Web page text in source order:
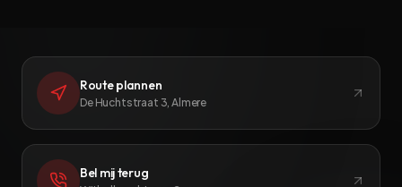
Route plannen
De Huchtstraat 3, Almere
Bel mij terug